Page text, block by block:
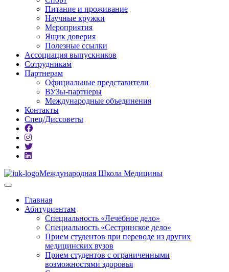
Питание и проживание
Научные кружки
Мероприятия
Ящик доверия
Полезные ссылки
Ассоциация выпускников
Сотрудникам
Партнерам
Официальные представители
ВУЗы-партнеры
Международные объединения
Контакты
Спец/Диссоветы
Международная Школа Медицины
Главная
Абитуриентам
Специальность «Лечебное дело»
Специальность «Сестринское дело»
Прием студентов при переводе из других
медицинских вузов
Прием студентов с ограниченными
возможностями здоровья